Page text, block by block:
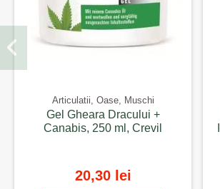
Articulatii, Oase, Muschi
Gel Gheara Dracului +
Canabis, 250 ml, Crevil
20,30 lei